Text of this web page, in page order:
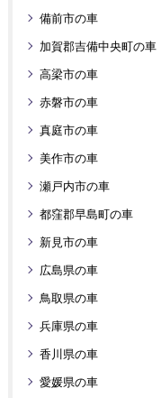
備前市の車
加賀郡吉備中央町の車
高梁市の車
赤磐市の車
真庭市の車
美作市の車
瀬戸内市の車
都窪郡早島町の車
新見市の車
広島県の車
鳥取県の車
兵庫県の車
香川県の車
愛媛県の車